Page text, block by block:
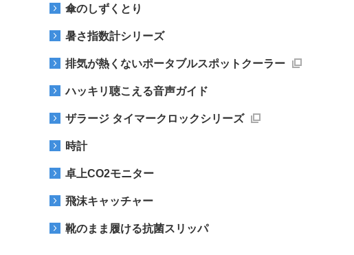
傘のしずくとり
暑さ指数計シリーズ
排気が熱くないポータブルスポットクーラー
ハッキリ聴こえる音声ガイド
ザラージ タイマークロックシリーズ
時計
卓上CO2モニター
飛沫キャッチャー
靴のまま履ける抗菌スリッパ